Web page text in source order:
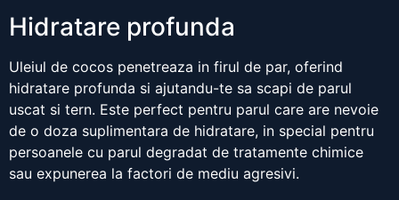
Hidratare profunda
Uleiul de cocos penetreaza in firul de par, oferind
hidratare profunda si ajutandu-te sa scapi de parul
uscat si tern. Este perfect pentru parul care are nevoie
de o doza suplimentara de hidratare, in special pentru
persoanele cu parul degradat de tratamente chimice
sau expunerea la factori de mediu agresivi.